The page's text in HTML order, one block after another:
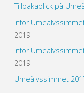
Tillbakablick på
Inför
2019
Inför
2019
Umeälvssimmet